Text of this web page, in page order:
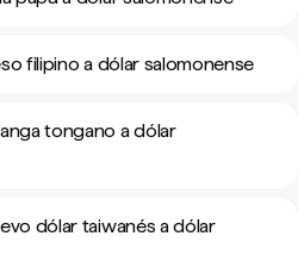
filipino a dólar salomonense
tongano a dólar
dólar taiwanés a dólar